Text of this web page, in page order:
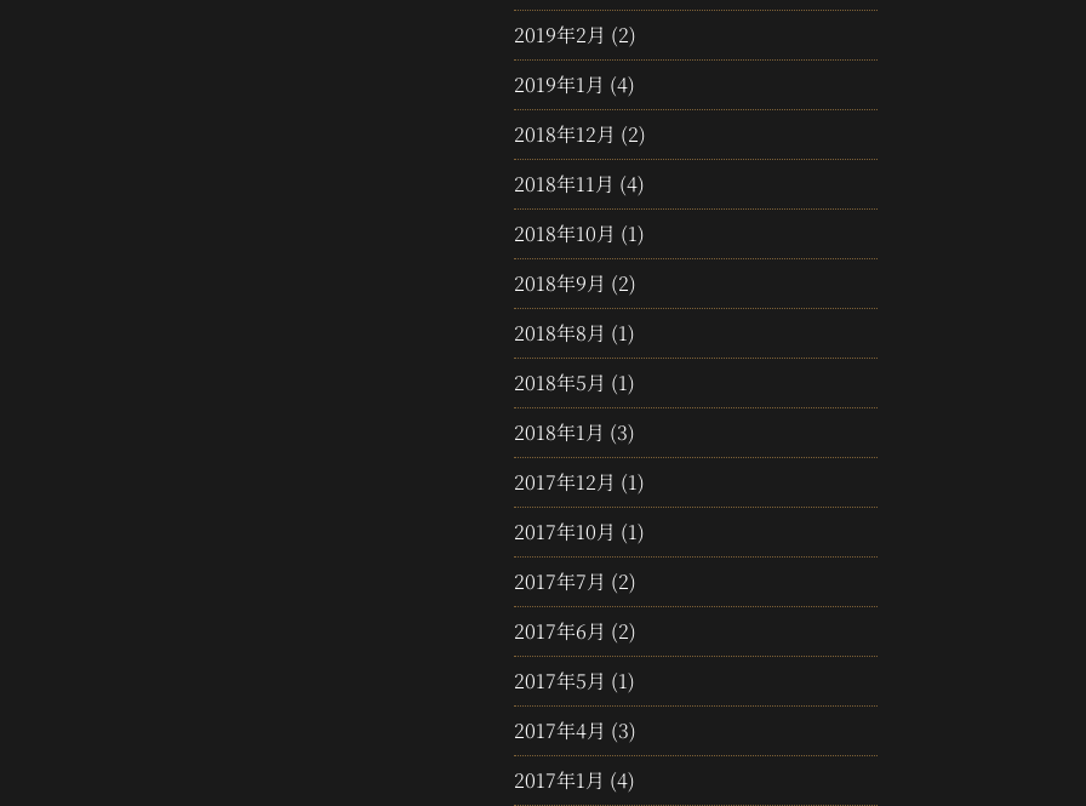
2019年2月 (2)
2019年1月 (4)
2018年12月 (2)
2018年11月 (4)
2018年10月 (1)
2018年9月 (2)
2018年8月 (1)
2018年5月 (1)
2018年1月 (3)
2017年12月 (1)
2017年10月 (1)
2017年7月 (2)
2017年6月 (2)
2017年5月 (1)
2017年4月 (3)
2017年1月 (4)